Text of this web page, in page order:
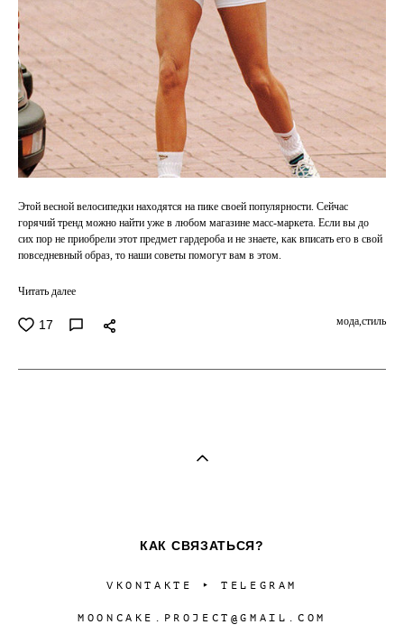
Этой весной велосипедки находятся на пике своей популярности. Сейчас
горячий тренд можно найти уже в любом магазине масс-маркета. Если вы до
сих пор не приобрели этот предмет гардероба и не знаете, как вписать его в свой
повседневный образ, то наши советы помогут вам в этом.
Читать далее
17 мода,стиль
КАК СВЯЗАТЬСЯ?
VKONTAKTE ‣ TELEGRAM
MOONCAKE.PROJECT@GMAIL.COM